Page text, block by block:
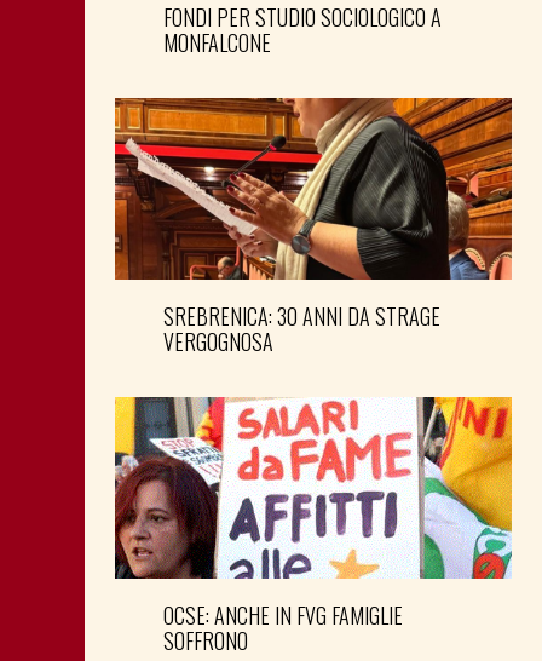
FONDI PER STUDIO SOCIOLOGICO A
MONFALCONE
SREBRENICA: 30 ANNI DA STRAGE
VERGOGNOSA
OCSE: ANCHE IN FVG FAMIGLIE
SOFFRONO